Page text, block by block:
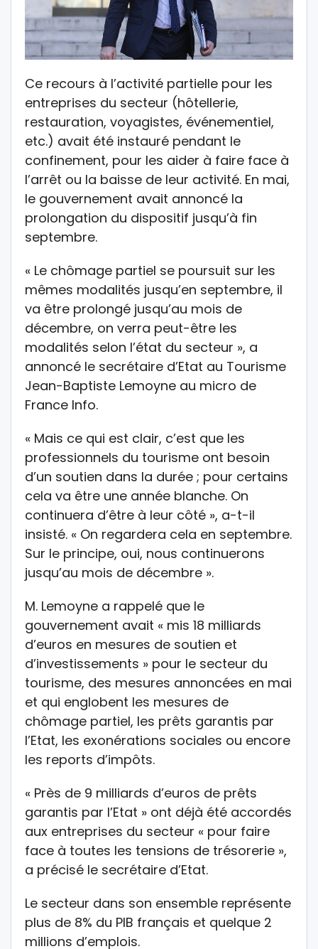
Ce recours à l’activité partielle pour les
entreprises du secteur (hôtellerie,
restauration, voyagistes, événementiel,
etc.) avait été instauré pendant le
confinement, pour les aider à faire face à
l’arrêt ou la baisse de leur activité. En mai,
le gouvernement avait annoncé la
prolongation du dispositif jusqu’à fin
septembre.
« Le chômage partiel se poursuit sur les
mêmes modalités jusqu’en septembre, il
va être prolongé jusqu’au mois de
décembre, on verra peut-être les
modalités selon l’état du secteur », a
annoncé le secrétaire d’Etat au Tourisme
Jean-Baptiste Lemoyne au micro de
France Info.
« Mais ce qui est clair, c’est que les
professionnels du tourisme ont besoin
d’un soutien dans la durée ; pour certains
cela va être une année blanche. On
continuera d’être à leur côté », a-t-il
insisté. « On regardera cela en septembre.
Sur le principe, oui, nous continuerons
jusqu’au mois de décembre ».
M. Lemoyne a rappelé que le
gouvernement avait « mis 18 milliards
d’euros en mesures de soutien et
d’investissements » pour le secteur du
tourisme, des mesures annoncées en mai
et qui englobent les mesures de
chômage partiel, les prêts garantis par
l’Etat, les exonérations sociales ou encore
les reports d’impôts.
« Près de 9 milliards d’euros de prêts
garantis par l’Etat » ont déjà été accordés
aux entreprises du secteur « pour faire
face à toutes les tensions de trésorerie »,
a précisé le secrétaire d’Etat.
Le secteur dans son ensemble représente
plus de 8% du PIB français et quelque 2
millions d’emplois.